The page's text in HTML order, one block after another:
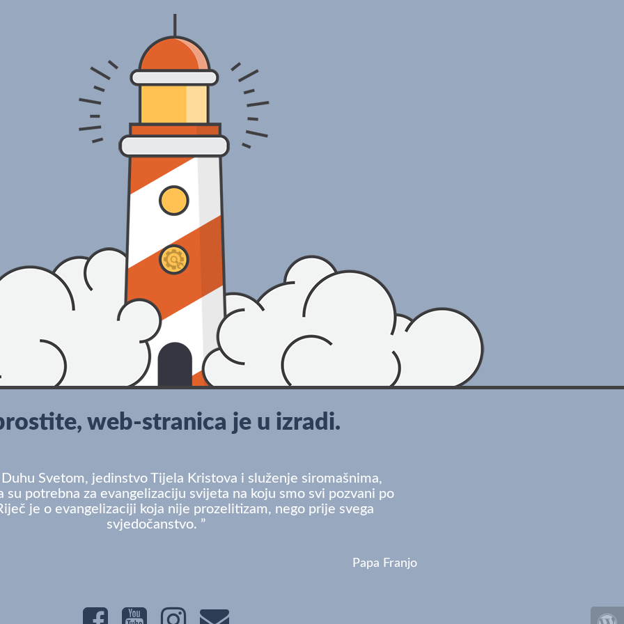
web-stranica je u izradi.
Svetom, jedinstvo Tijela Kristova i služenje siromašnima,
su potrebna za evangelizaciju svijeta na koju smo svi pozvani po
je o evangelizaciji koja nije prozelitizam, nego prije svega
svjedočanstvo. ”
Papa Franjo